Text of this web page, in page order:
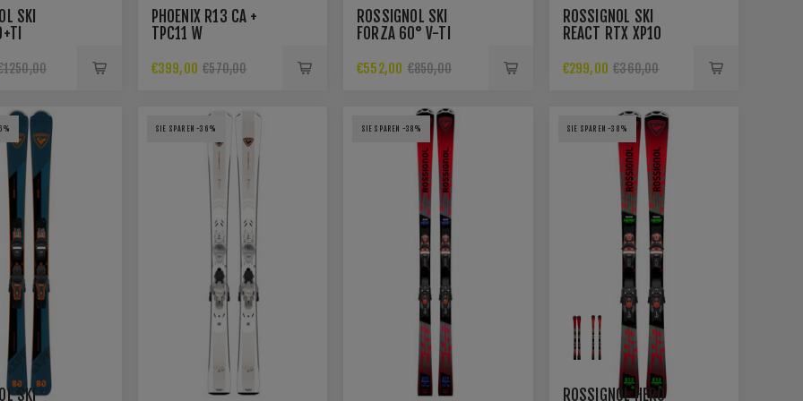
SKI
PHOENIX R13 CA +
TPC11 W
€399,00 €570,00
ROSSIGNOL SKI
FORZA 60° V-TI
€552,00 €850,00
ROSSIGNOL SKI
REACT RTX XP10
€299,00 €360,00
SKI
SIE SPAREN -36% SIE SPAREN -38% SIE SPAREN -38%
ROSSIGNOL HERO